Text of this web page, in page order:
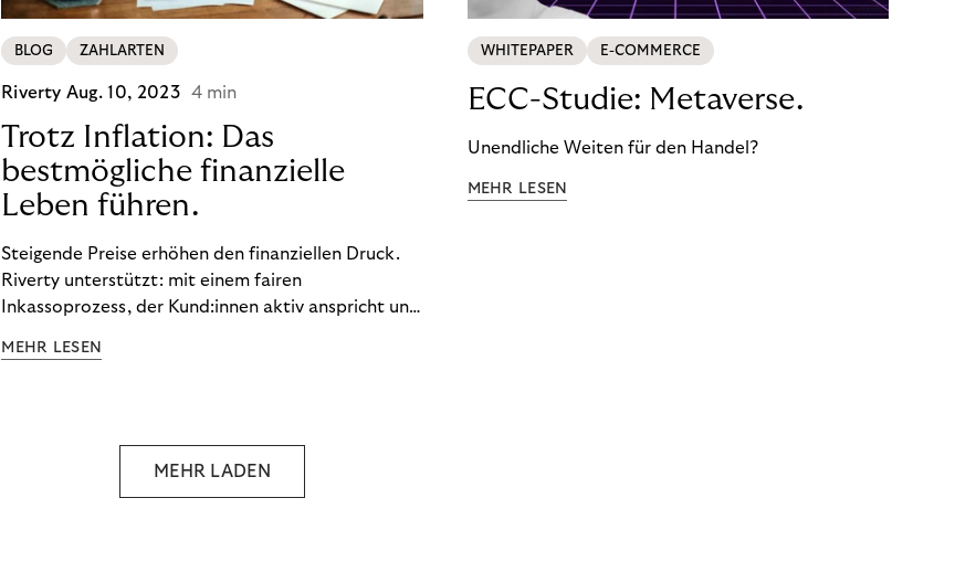
BLOG ZAHLARTEN
Riverty Aug. 10, 2023 4 min
Trotz Inflation: Das
bestmögliche finanzielle
Leben führen.
Steigende Preise erhöhen den finanziellen Druck.
Riverty unterstützt: mit einem fairen
Inkassoprozess, der Kund:innen aktiv anspricht und
Finanzbildung ermöglicht. So bleiben Menschen
MEHR LESEN
WHITEPAPER E-COMMERCE
ECC-Studie: Metaverse.
Unendliche Weiten für den Handel?
MEHR LESEN
MEHR LADEN